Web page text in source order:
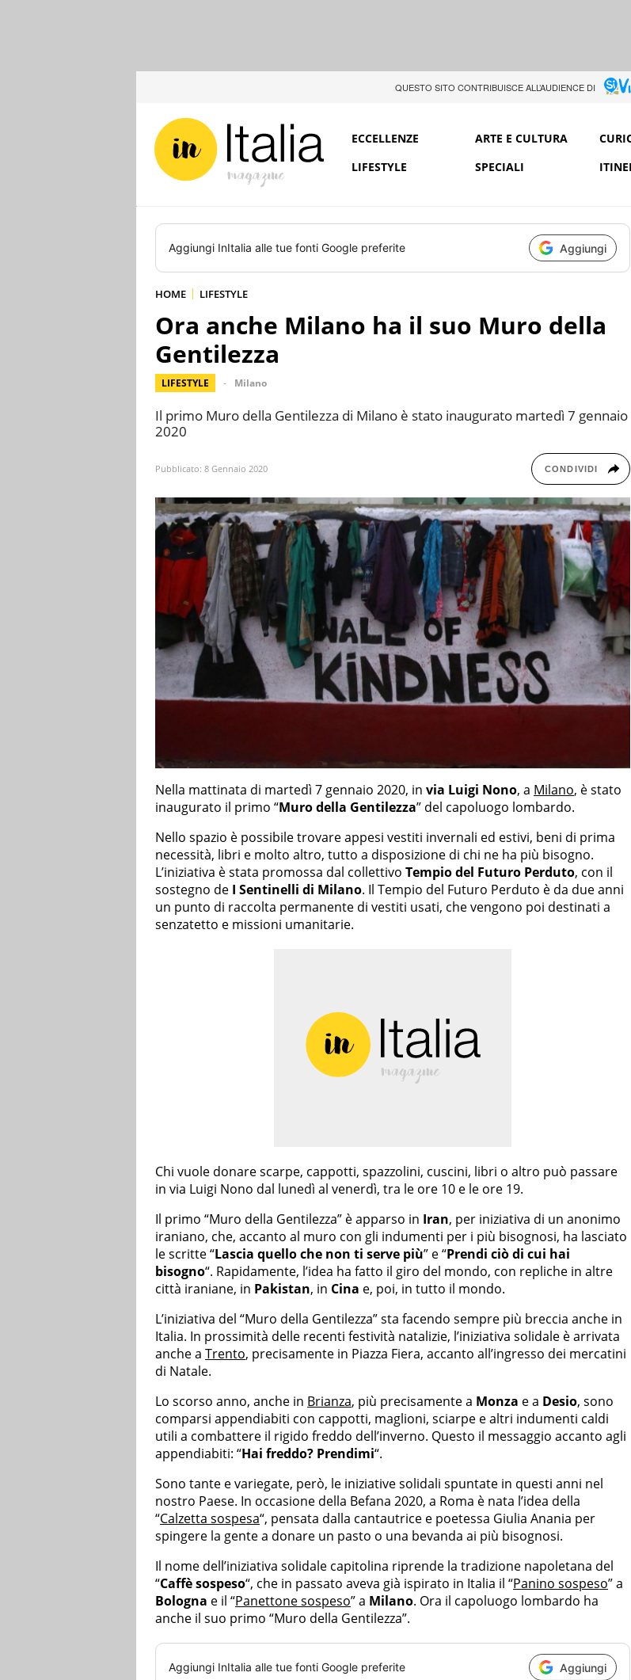
QUESTO SITO CONTRIBUISCE ALL’AUDIENCE DI
ECCELLENZE ARTE E CULTURA
LIFESTYLE
SPECIALI
Aggiungi InItalia alle tue fonti Google preferite Aggiungi
HOME LIFESTYLE
Ora anche Milano ha il suo Muro della
Gentilezza
LIFESTYLE Milano
Il primo Muro della Gentilezza di Milano è stato inaugurato martedì 7 gennaio
2020
Pubblicato: 8 Gennaio 2020 CONDIVIDI
Nella mattinata di martedì 7 gennaio 2020, in via Luigi Nono, a Milano, è stato
inaugurato il primo “Muro della Gentilezza” del capoluogo lombardo.
Nello spazio è possibile trovare appesi vestiti invernali ed estivi, beni di prima
necessità, libri e molto altro, tutto a disposizione di chi ne ha più bisogno.
L’iniziativa è stata promossa dal collettivo Tempio del Futuro Perduto, con il
sostegno de I Sentinelli di Milano. Il Tempio del Futuro Perduto è da due anni
un punto di raccolta permanente di vestiti usati, che vengono poi destinati a
senzatetto e missioni umanitarie.
Chi vuole donare scarpe, cappotti, spazzolini, cuscini, libri o altro può passare
in via Luigi Nono dal lunedì al venerdì, tra le ore 10 e le ore 19.
Il primo “Muro della Gentilezza” è apparso in Iran, per iniziativa di un anonimo
iraniano, che, accanto al muro con gli indumenti per i più bisognosi, ha lasciato
le scritte “Lascia quello che non ti serve più” e “Prendi ciò di cui hai
bisogno“. Rapidamente, l’idea ha fatto il giro del mondo, con repliche in altre
città iraniane, in Pakistan, in Cina e, poi, in tutto il mondo.
L’iniziativa del “Muro della Gentilezza” sta facendo sempre più breccia anche in
Italia. In prossimità delle recenti festività natalizie, l’iniziativa solidale è arrivata
anche a Trento, precisamente in Piazza Fiera, accanto all’ingresso dei mercatini
di Natale.
Lo scorso anno, anche in Brianza, più precisamente a Monza e a Desio, sono
comparsi appendiabiti con cappotti, maglioni, sciarpe e altri indumenti caldi
utili a combattere il rigido freddo dell’inverno. Questo il messaggio accanto agli
appendiabiti: “Hai freddo? Prendimi“.
Sono tante e variegate, però, le iniziative solidali spuntate in questi anni nel
nostro Paese. In occasione della Befana 2020, a Roma è nata l’idea della
“Calzetta sospesa“, pensata dalla cantautrice e poetessa Giulia Anania per
spingere la gente a donare un pasto o una bevanda ai più bisognosi.
Il nome dell’iniziativa solidale capitolina riprende la tradizione napoletana del
“Caffè sospeso“, che in passato aveva già ispirato in Italia il “Panino sospeso” a
Bologna e il “Panettone sospeso” a Milano. Ora il capoluogo lombardo ha
anche il suo primo “Muro della Gentilezza”.
Aggiungi InItalia alle tue fonti Google preferite Aggiungi